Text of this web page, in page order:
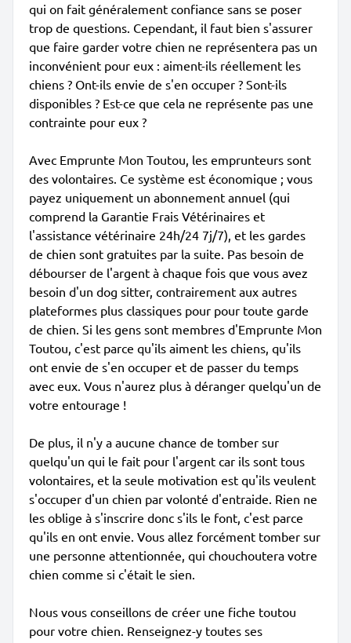
qui on fait généralement confiance sans se poser
trop de questions. Cependant, il faut bien s'assurer
que faire garder votre chien ne représentera pas un
inconvénient pour eux : aiment-ils réellement les
chiens ? Ont-ils envie de s'en occuper ? Sont-ils
disponibles ? Est-ce que cela ne représente pas une
contrainte pour eux ?
Avec Emprunte Mon Toutou, les emprunteurs sont
des volontaires. Ce système est économique ; vous
payez uniquement un abonnement annuel (qui
comprend la Garantie Frais Vétérinaires et
l'assistance vétérinaire 24h/24 7j/7), et les gardes
de chien sont gratuites par la suite. Pas besoin de
débourser de l'argent à chaque fois que vous avez
besoin d'un dog sitter, contrairement aux autres
plateformes plus classiques pour pour toute garde
de chien. Si les gens sont membres d'Emprunte Mon
Toutou, c'est parce qu'ils aiment les chiens, qu'ils
ont envie de s'en occuper et de passer du temps
avec eux. Vous n'aurez plus à déranger quelqu'un de
votre entourage !
De plus, il n'y a aucune chance de tomber sur
quelqu'un qui le fait pour l'argent car ils sont tous
volontaires, et la seule motivation est qu'ils veulent
s'occuper d'un chien par volonté d'entraide. Rien ne
les oblige à s'inscrire donc s'ils le font, c'est parce
qu'ils en ont envie. Vous allez forcément tomber sur
une personne attentionnée, qui chouchoutera votre
chien comme si c'était le sien.
Nous vous conseillons de créer une fiche toutou
pour votre chien. Renseignez-y toutes ses